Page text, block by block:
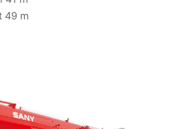
49 m